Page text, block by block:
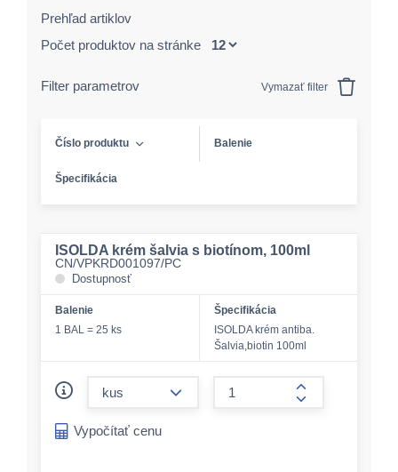
Prehľad artiklov
Počet produktov na stránke
Filter parametrov Vymazať filter
Číslo produktu Balenie
Špecifikácia
ISOLDA krém šalvia s biotínom, 100ml
CN/VPKRD001097/PC
Dostupnosť
Balenie
1 BAL = 25 ks
Špecifikácia
ISOLDA krém antiba.
Šalvia,biotin 100ml
form.increase-
Vypočítať cenu